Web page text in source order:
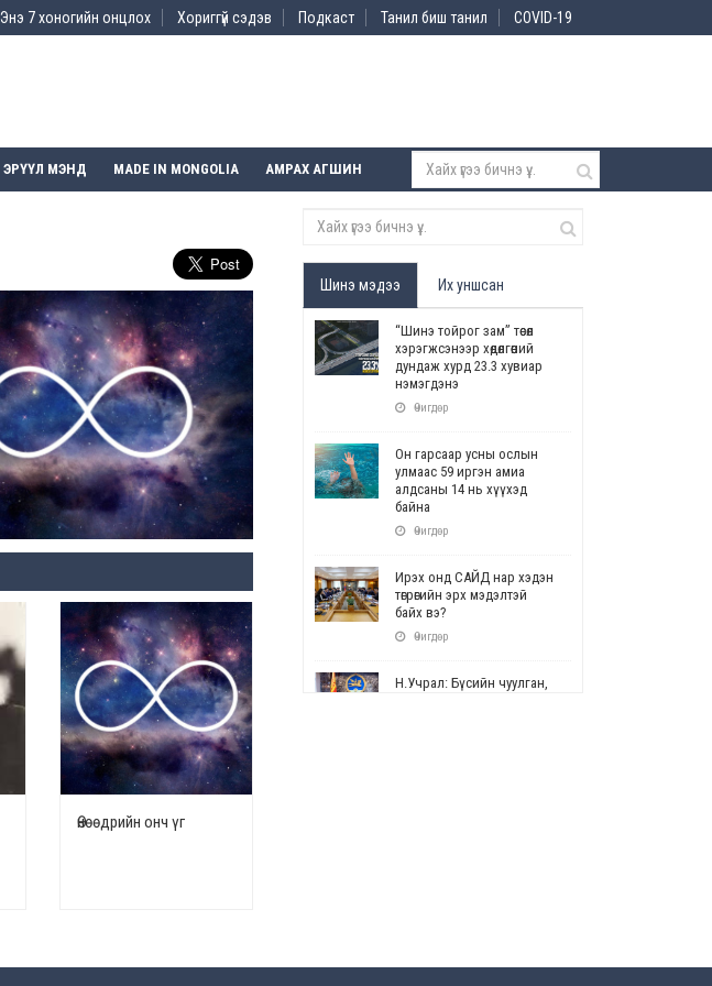
Энэ 7 хоногийн онцлох Хориггүй сэдэв Подкаст Танил биш танил COVID-19
ЭРҮҮЛ МЭНД MADE IN MONGOLIA АМРАХ АГШИН
Өнөөдрийн онч үг
Шинэ мэдээ Их уншсан
“Шинэ тойрог зам” төсөл
хэрэгжсэнээр хөдөлгөөний
дундаж хурд 23.3 хувиар
нэмэгдэнэ
Өчигдөр
Он гарсаар усны ослын
улмаас 59 иргэн амиа
алдсаны 14 нь хүүхэд
байна
Өчигдөр
Ирэх онд САЙД нар хэдэн
төгрөгийн эрх мэдэлтэй
байх вэ?
Өчигдөр
Н.Учрал: Бүсийн чуулган,
Өчигдөр